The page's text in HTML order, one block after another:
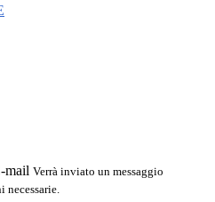
mail Verrà inviato un messaggio